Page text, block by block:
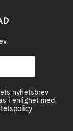
nyhetsbrev
i enlighet med